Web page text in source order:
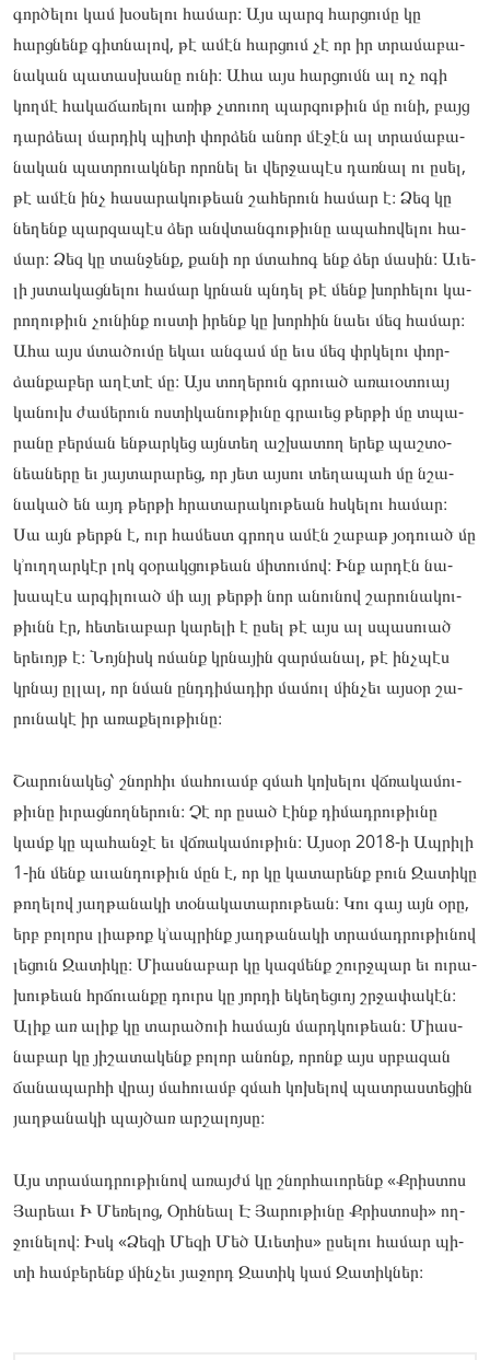
գոր­­­­­ծե­­­­­­­­­­­­­­­­­­­­­­­­­­­­­­­լու կամ խօ­­­­­սելու հա­­­­­մար։ Այս պարզ հար­­­­­ցումը կը
հարցնենք գիտ­­­­­նա­­­­­­­­­­­­­­­­­­­­­­­­­­­­­­­լով, թէ ամէն հար­­­­­ցում չէ որ իր տրա­­­­­մաբա­­­­­
նական պա­­­­­տաս­­­­­խա­­­­­­­­­­­­­­­­­­­­­­­­­­­­­­­նը ու­­­­­նի։ Ահա այս հար­­­­­ցումն ալ ոչ ոգի
կող­­­­­մէ հա­­­­­կաճա­­­­­ռելու առիթ չտո­­­­­ւող պար­­­­­զութիւն մը ու­­­­­նի, բայց
դար­­­­­ձեալ մար­­­­­դիկ պի­­­­­տի փոր­­­­­ձեն անոր մէ­­­­­ջէն ալ տրա­­­­­մաբա­­­­­
նական պատ­­­­­րո­­­­­­­­­­­­­­­­­­­­­­­­­­­­­­­ւակ­­­­­ներ որո­­­­­նել եւ վեր­­­­­ջա­­­­­­­­­­­­­­­­­­­­­­­­­­­­­­­պէս դառ­­­­­նալ ու ըսել,
թէ ամէն ինչ հա­­­­­սարա­­­­­կու­­­­­թեան շա­­­­­հերուն հա­­­­­մար է։ Ձեզ կը
նե­­­­­ղենք պար­­­­­զա­­­­­­­­­­­­­­­­­­­­­­­­­­­­­­­պէս ձեր անվտան­­­­­գութիւ­­­­­նը ապա­­­­­հովե­­­­­լու հա­­­­­
մար։ Ձեզ կը տան­­­­­ջենք, քա­­­­­նի որ մտա­­­­­հոգ ենք ձեր մա­­­­­սին։ Աւե­­­­­
լի յստա­­­­­կաց­­­­­նե­­­­­­­­­­­­­­­­­­­­­­­­­­­­­­­լու հա­­­­­մար կրնան պնդել թէ մենք խոր­­­­­հե­­­­­­­­­­­­­­­­­­­­­­­­­­­­­­­լու կա­­­­­
րողու­­­­­թիւն չու­­­­­նինք ուստի իրենք կը խոր­­­­­հին նաեւ մեզ հա­­­­­մար։
Ահա այս մտա­­­­­ծու­­­­­մը եկաւ ան­­­­­գամ մը եւս մեզ փրկե­­­­­լու փոր­­­­­
ձանքա­­­­­բեր աղէ­­­­­տէ մը։ Այս տո­­­­­ղերուն գրո­­­­­ւած առա­­­­­ւօտո­­­­­ւայ
կա­­­­­նուխ ժա­­­­­մերուն ոստիկանութիւնը գրա­­­­­ւեց թեր­­­­­թի մը տպա­­­­­
րանը բեր­­­­­ման են­­­­­թարկեց այնտեղ աշ­­­­­խա­­­­­­­­­­­­­­­­­­­­­­­­­­­­­­­տող երեք պաշ­­­­­տօ­­­­­­­­­­­­­­­­­­­­­­­­­­­­­­­
նեանե­­­­­րը եւ յայ­­­­­տա­­­­­­­­­­­­­­­­­­­­­­­­­­­­­­­րարեց, որ յետ այ­­­­­սու տե­­­­­ղապահ մը նշա­­­­­
նակած են այդ թեր­­­­­թի հրա­­­­­տարա­­­­­կու­­­­­թեան հսկե­­­­­լու հա­­­­­մար։
Սա այն թերթն է, ուր հա­­­­­մեստ գրողս ամէն շա­­­­­բաթ յօ­­­­­դուած մը
կ՚ուղղար­­­­­կէր լոկ զօ­­­­­րակ­­­­­ցութեան մի­­­­­տու­­­­­մով։ Ինք ար­­­­­դէն նա­­­­­
խապէս ար­­­­­գի­­­­­­­­­­­­­­­­­­­­­­­­­­­­­­­լուած մի այլ թեր­­­­­թի նոր անու­­­­­նով շա­­­­­րու­­­­­նա­­­­­­­­­­­­­­­­­­­­­­­­­­­­­­­կու­­­­­
թիւնն էր, հե­­­­­տեւա­­­­­բար կա­­­­­րելի է ըսել թէ այս ալ սպա­­­­­սուած
երե­­­­­ւոյթ է։ Նոյ­­­­­նիսկ ոմանք կրնա­­­­­յին զար­­­­­մա­­­­­­­­­­­­­­­­­­­­­­­­­­­­­­­նալ, թէ ինչպէս
կրնայ ըլ­­­­­լալ, որ նման ընդդի­­­­­մադիր մա­­­­­մուլ մին­­­­­չեւ այ­­­­­սօր շա­­­­­
րու­­­­­նա­­­­­­­­­­­­­­­­­­­­­­­­­­­­­­­կէ իր առա­­­­­քելու­­­­­թիւնը։
Շա­­­­­րու­­­­­նա­­­­­­­­­­­­­­­­­­­­­­­­­­­­­­­կեց՝ շնոր­­­­­հիւ մա­­­­­հուամբ զմահ կո­­­­­խելու վճռա­­­­­կամու­­­­­
թիւնը իւ­­­­­րացնող­­­­­նե­­­­­­­­­­­­­­­­­­­­­­­­­­­­­­­րուն։ Չէ որ ըսած էինք դի­­­­­մադ­­­­­րութիւ­­­­­նը
կամք կը պա­­­­­հան­­­­­ջէ եւ վճռա­­­­­կամու­­­­­թիւն։ Այ­­­­­սօր 2018-ի Ապ­­­­­րի­­­­­­­­­­­­­­­­­­­­­­­­­­­­­­­լի
1-ին մենք աւան­­­­­դութիւն մըն է, որ կը կա­­­­­տարենք բուն Զա­­­­­տիկը
թո­­­­­ղելով յաղ­­­­­թա­­­­­­­­­­­­­­­­­­­­­­­­­­­­­­­նակի տօ­­­­­նակա­­­­­տարու­­­­­թեան։ Կու գայ այն օրը,
երբ բո­­­­­լորս լիաթոք կ՚ապ­­­­­րինք յաղ­­­­­թա­­­­­­­­­­­­­­­­­­­­­­­­­­­­­­­նակի տրա­­­­­մադ­­­­­րութիւ­­­­­նով
լե­­­­­ցուն Զա­­­­­տիկը։ Միաս­­­­­նա­­­­­­­­­­­­­­­­­­­­­­­­­­­­­­­բար կը կազ­­­­­մենք շուրջպար եւ ու­­­­­րա­­­­­­­­­­­­­­­­­­­­­­­­­­­­­­­
խու­­­­­թեան հրճո­­­­­ւան­­­­­քը դուրս կը յոր­­­­­դի եկե­­­­­ղեց­­­­­ւոյ շրջա­­­­­փակէն։
Ալիք առ ալիք կը տա­­­­­րածո­­­­­ւի հա­­­­­մայն մարդկու­­­­­թեան։ Միաս­­­­­
նա­­­­­­­­­­­­­­­­­­­­­­­­­­­­­­­բար կը յի­­­­­շատա­­­­­կենք բո­­­­­լոր անոնք, որոնք այս սրբա­­­­­զան
ճա­­­­­նապար­­­­­հի վրայ մա­­­­­հուամբ զմահ կո­­­­­խելով պատ­­­­­րաստե­­­­­ցին
յաղ­­­­­թա­­­­­­­­­­­­­­­­­­­­­­­­­­­­­­­նակի պայ­­­­­ծառ ար­­­­­շա­­­­­­­­­­­­­­­­­­­­­­­­­­­­­­­լոյ­­­­­սը։
Այս տրա­­­­­մադ­­­­­րութիւ­­­­­նով առայժմ կը շնոր­­­­­հա­­­­­­­­­­­­­­­­­­­­­­­­­­­­­­­ւորենք «Քրիս­­­­­տոս
Յա­­­­­րեաւ Ի Մե­­­­­ռելոց, Օրհնեալ Է Յա­­­­­րու­­­­­թիւնը Քրիս­­­­­տո­­­­­­­­­­­­­­­­­­­­­­­­­­­­­­­սի» ող­­­­­
ջունե­­­­­լով։ Իսկ «Ձե­­­­­զի Մե­­­­­զի Մեծ Աւե­­­­­տիս» ըսե­­­­­լու հա­­­­­մար պի­­­­­
տի համ­­­­­բե­­­­­­­­­­­­­­­­­­­­­­­­­­­­­­­րենք մին­­­­­չեւ յա­­­­­ջորդ Զա­­­­­տիկ կամ Զա­­­­­տիկ­­­­­ներ։